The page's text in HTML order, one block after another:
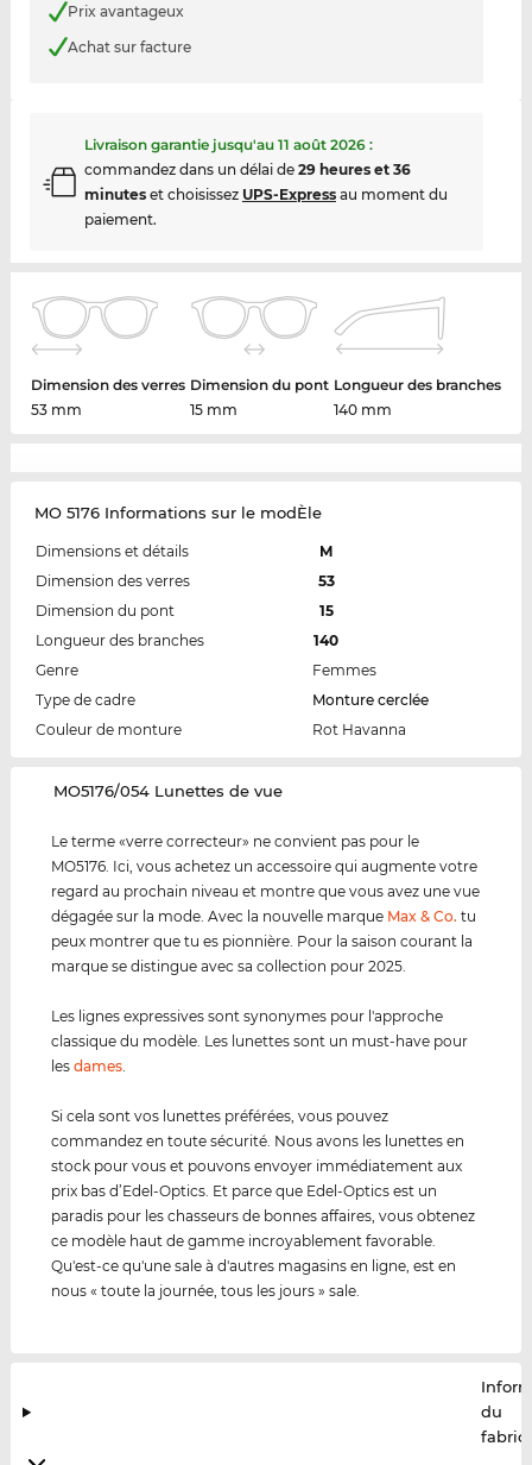
Prix avantageux
Achat sur facture
Livraison garantie jusqu'au 11 août 2026:
commandez dans un délai de 29 heures et 36
minuteset choisissez UPS-Expressau moment du
paiement.
Dimension des verres
53 mm
Dimension du pont
15 mm
Longueur des branches
140 mm
MO 5176 Informations sur le modÈle
Dimensions et détails
M
Dimension des verres
53
Dimension du pont
15
Longueur des branches
140
Genre
Femmes
Type de cadre
Monture cerclée
Couleur de monture
Rot Havanna
‌MO5176/054 Lunettes de vue
Le terme «verre correcteur» ne convient pas pour le
MO5176. Ici, vous achetez un accessoire qui augmente votre
regard au prochain niveau et montre que vous avez une vue
dégagée sur la mode. Avec la nouvelle marque Max & Co. tu
peux montrer que tu es pionnière. Pour la saison courant la
marque se distingue avec sa collection pour 2025.
Les lignes expressives sont synonymes pour l'approche
classique du modèle. Les lunettes sont un must-have pour
lesdames.
Si cela sont vos lunettes préférées, vous pouvez
commandez en toute sécurité. Nous avons les lunettes en
stock pour vous et pouvons envoyer immédiatement aux
prix bas d’Edel-Optics. Et parce que Edel-Optics est un
paradis pour les chasseurs de bonnes affaires, vous obtenez
ce modèle haut de gamme incroyablement favorable.
Qu'est-ce qu'une sale à d'autres magasins en ligne, est en
nous « toute la journée, tous les jours » sale.
du